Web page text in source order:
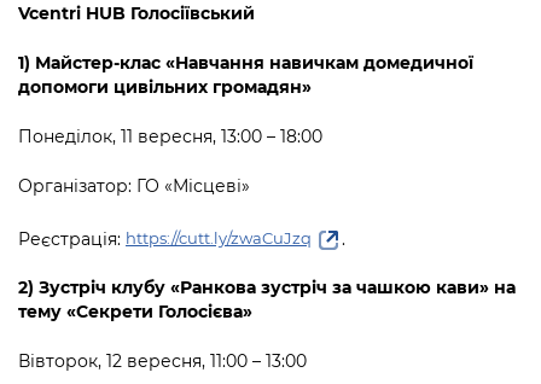
Vcentri HUB Голосіївський
1) Майстер-клас «Навчання навичкам домедичної
допомоги цивільних громадян»
Понеділок, 11 вересня, 13:00 – 18:00
Організатор: ГО «Місцеві»
Реєстрація: https://cutt.ly/zwaCuJzq .
2) Зустріч клубу «Ранкова зустріч за чашкою кави» на
тему «Секрети Голосієва»
Вівторок, 12 вересня, 11:00 – 13:00